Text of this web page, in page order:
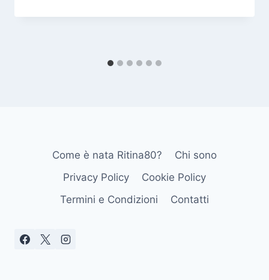
Come è nata Ritina80?
Chi sono
Privacy Policy
Cookie Policy
Termini e Condizioni
Contatti